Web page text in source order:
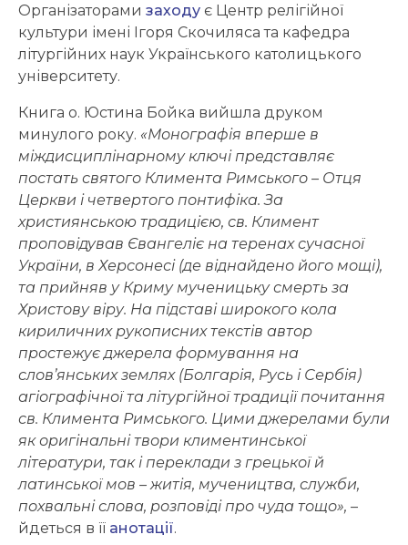
Організаторами заходу є Центр релігійної
культури імені Ігоря Скочиляса та кафедра
літургійних наук Українського католицького
університету.
Книга о. Юстина Бойка вийшла друком
минулого року. «Монографія вперше в
міждисциплінарному ключі представляє
постать святого Климента Римського – Отця
Церкви і четвертого понтифіка. За
християнською традицією, св. Климент
проповідував Євангеліє на теренах сучасної
України, в Херсонесі (де віднайдено його мощі),
та прийняв у Криму мученицьку смерть за
Христову віру. На підставі широкого кола
кириличних рукописних текстів автор
простежує джерела формування на
слов’янських землях (Болгарія, Русь і Сербія)
агіографічної та літургійної традиції почитання
св. Климента Римського. Цими джерелами були
як оригінальні твори климентинської
літератури, так і переклади з грецької й
латинської мов – житія, мучеництва, служби,
похвальні слова, розповіді про чуда тощо», –
йдеться в її анотації.